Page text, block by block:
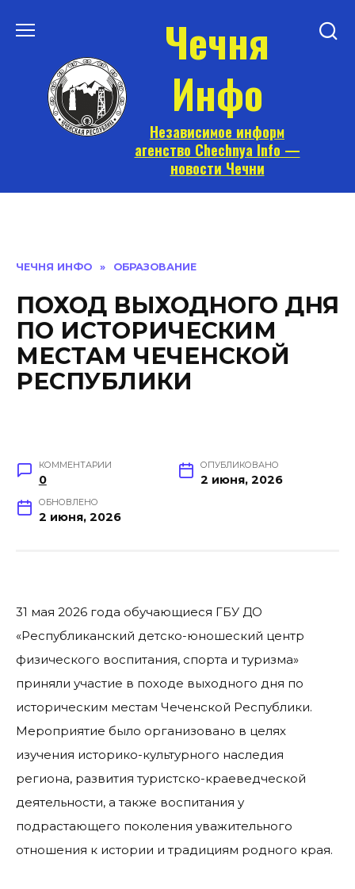
Чечня
Инфо
Независимое информ
агенство Chechnya Info —
новости Чечни
ЧЕЧНЯ ИНФО » ОБРАЗОВАНИЕ
ПОХОД ВЫХОДНОГО ДНЯ
ПО ИСТОРИЧЕСКИМ
МЕСТАМ ЧЕЧЕНСКОЙ
РЕСПУБЛИКИ
КОММЕНТАРИИ
0
ОПУБЛИКОВАНО
2 июня, 2026
ОБНОВЛЕНО
2 июня, 2026
31 мая 2026 года обучающиеся ГБУ ДО
«Республиканский детско-юношеский центр
физического воспитания, спорта и туризма»
приняли участие в походе выходного дня по
историческим местам Чеченской Республики.
Мероприятие было организовано в целях
изучения историко-культурного наследия
региона, развития туристско-краеведческой
деятельности, а также воспитания у
подрастающего поколения уважительного
отношения к истории и традициям родного края.